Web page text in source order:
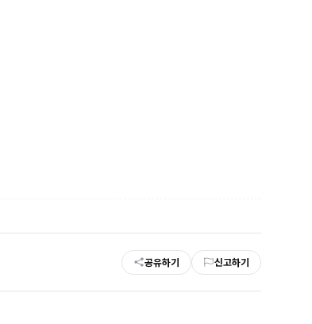
공유하기 신고하기